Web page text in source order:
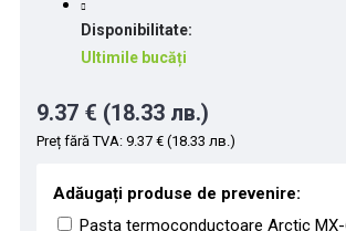
Disponibilitate:
Ultimile bucăți
9.37 € (18.33 лв.)
Preț fără TVA: 9.37 € (18.33 лв.)
Adăugați produse de prevenire:
Pasta termoconductoare Arctic